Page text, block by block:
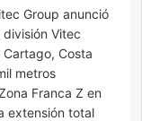
Group anunció
Vitec
Costa
metros
Franca Z en
extensión total